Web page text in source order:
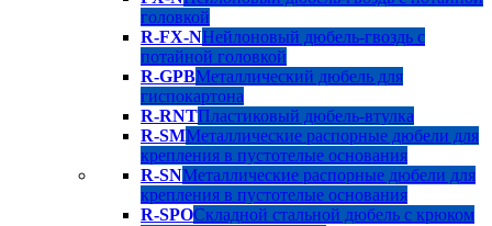
головкой
R-FX-NНейлоновый дюбель-гвоздь с
потайной головкой
R-GPBМеталлический дюбель для
гиспокартона
R-RNTПластиковый дюбель-втулка
R-SMМеталлические распорные дюбели для
крепления в пустотелые основания
R-SNМеталлические распорные дюбели для
крепления в пустотелые основания
R-SPOСкладной стальной дюбель с крюком